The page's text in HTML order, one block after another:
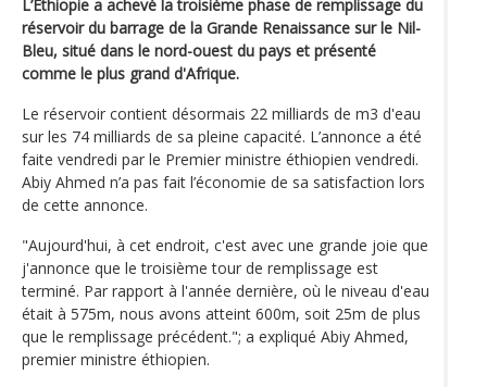
L’Ethiopie a achevé la troisième phase de remplissage du
réservoir du barrage de la Grande Renaissance sur le Nil-
Bleu, situé dans le nord-ouest du pays et présenté
comme le plus grand d'Afrique.
Le réservoir contient désormais 22 milliards de m3 d'eau
sur les 74 milliards de sa pleine capacité. L’annonce a été
faite vendredi par le Premier ministre éthiopien vendredi.
Abiy Ahmed n’a pas fait l’économie de sa satisfaction lors
de cette annonce.
"Aujourd'hui, à cet endroit, c'est avec une grande joie que
j'annonce que le troisième tour de remplissage est
terminé. Par rapport à l'année dernière, où le niveau d'eau
était à 575m, nous avons atteint 600m, soit 25m de plus
que le remplissage précédent."; a expliqué Abiy Ahmed,
premier ministre éthiopien.